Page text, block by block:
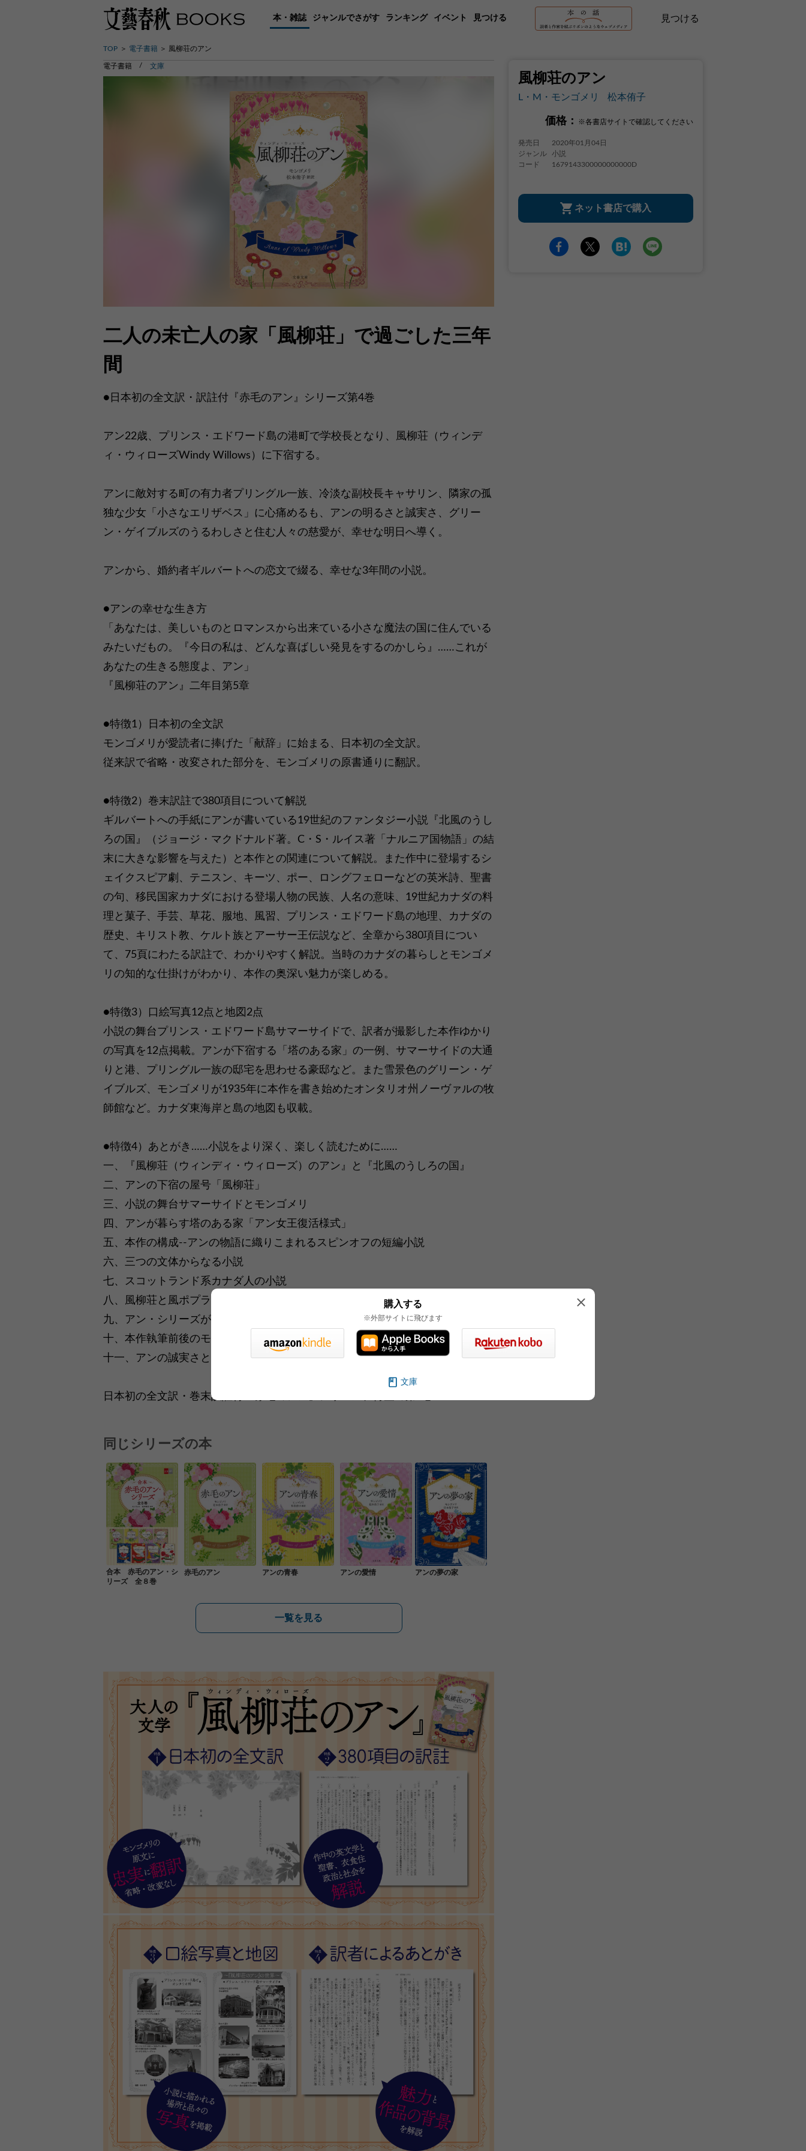
本・雑誌 ジャンルでさがす ランキング イベント 見つける 見つける
TOP 電子書籍 風柳荘のアン
風柳荘のアン
L・M・モンゴメリ 松本侑子
価格： ※各書店サイトで確認してください
発売日
2020年01月04日
ジャンル
小説
コード
1679143300000000000D
ネット書店で購入
電子書籍 文庫
二人の未亡人の家「風柳荘」で過ごした三年
間
●日本初の全文訳・訳註付『赤毛のアン』シリーズ第4巻
アン22歳、プリンス・エドワード島の港町で学校長となり、風柳荘（ウィンデ
ィ・ウィローズWindy Willows）に下宿する。
アンに敵対する町の有力者プリングル一族、冷淡な副校長キャサリン、隣家の孤
独な少女「小さなエリザベス」に心痛めるも、アンの明るさと誠実さ、グリー
ン・ゲイブルズのうるわしさと住む人々の慈愛が、幸せな明日へ導く。
アンから、婚約者ギルバートへの恋文で綴る、幸せな3年間の小説。
●アンの幸せな生き方
「あなたは、美しいものとロマンスから出来ている小さな魔法の国に住んでいる
みたいだもの。『今日の私は、どんな喜ばしい発見をするのかしら』……これが
あなたの生きる態度よ、アン」
『風柳荘のアン』二年目第5章
●特徴1）日本初の全文訳
モンゴメリが愛読者に捧げた「献辞」に始まる、日本初の全文訳。
従来訳で省略・改変された部分を、モンゴメリの原書通りに翻訳。
●特徴2）巻末訳註で380項目について解説
ギルバートへの手紙にアンが書いている19世紀のファンタジー小説『北風のうし
ろの国』（ジョージ・マクドナルド著。C・S・ルイス著「ナルニア国物語」の結
末に大きな影響を与えた）と本作との関連について解説。また作中に登場するシ
ェイクスピア劇、テニスン、キーツ、ポー、ロングフェローなどの英米詩、聖書
の句、移民国家カナダにおける登場人物の民族、人名の意味、19世紀カナダの料
理と菓子、手芸、草花、服地、風習、プリンス・エドワード島の地理、カナダの
歴史、キリスト教、ケルト族とアーサー王伝説など、全章から380項目につい
て、75頁にわたる訳註で、わかりやすく解説。当時のカナダの暮らしとモンゴメ
リの知的な仕掛けがわかり、本作の奥深い魅力が楽しめる。
●特徴3）口絵写真12点と地図2点
小説の舞台プリンス・エドワード島サマーサイドで、訳者が撮影した本作ゆかり
の写真を12点掲載。アンが下宿する「塔のある家」の一例、サマーサイドの大通
りと港、プリングル一族の邸宅を思わせる豪邸など。また雪景色のグリーン・ゲ
イブルズ、モンゴメリが1935年に本作を書き始めたオンタリオ州ノーヴァルの牧
師館など。カナダ東海岸と島の地図も収載。
●特徴4）あとがき……小説をより深く、楽しく読むために……
一、『風柳荘（ウィンディ・ウィローズ）のアン』と『北風のうしろの国』
二、アンの下宿の屋号「風柳荘」
三、小説の舞台サマーサイドとモンゴメリ
四、アンが暮らす塔のある家「アン女王復活様式」
五、本作の構成--アンの物語に織りこまれるスピンオフの短編小説
六、三つの文体からなる小説
七、スコットランド系カナダ人の小説
八、風柳荘と風ポプラ荘
九、アン・シリーズが書かれた順番
十、本作執筆前後のモンゴメリと日記
十一、アンの誠実さとグリーン・ゲイブルズの魔法で生まれ変わる人々
日本初の全文訳・巻末訳註付『赤毛のアン』シリーズ、待望の第4巻！
同じシリーズの本
合本 赤毛のアン・シ
リーズ 全８巻
赤毛のアン アンの青春 アンの愛情 アンの夢の家
一覧を見る
購入する
※外部サイトに飛びます
文庫